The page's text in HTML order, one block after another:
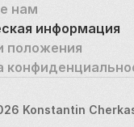
нам
информация
положения
Konstantin